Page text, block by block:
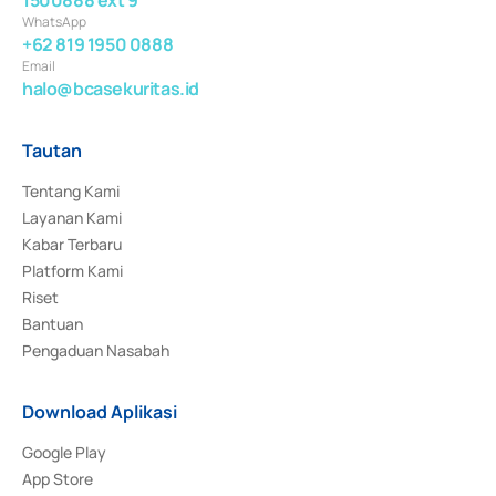
WhatsApp
+62 819 1950 0888
Email
halo@bcasekuritas.id
Tautan
Tentang Kami
Layanan Kami
Kabar Terbaru
Platform Kami
Riset
Bantuan
Pengaduan Nasabah
Download Aplikasi
Google Play
App Store